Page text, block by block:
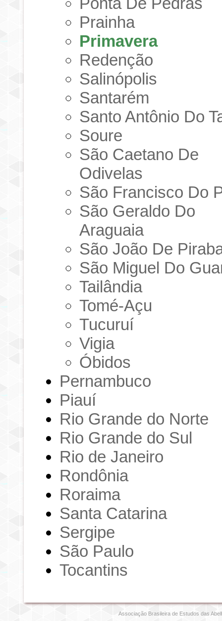
Prainha
Primavera
Redenção
Salinópolis
Santarém
Santo Antônio Do
Soure
São Caetano De
Odivelas
São Francisco Do
São Geraldo Do
Araguaia
São João De
São Miguel Do
Tailândia
Tomé-Açu
Tucuruí
Vigia
Óbidos
Pernambuco
Piauí
Rio Grande do Norte
Rio Grande do Sul
Rio de Janeiro
Rondônia
Roraima
Santa Catarina
Sergipe
São Paulo
Tocantins
Associação Brasileira de Estudos das